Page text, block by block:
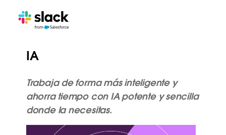
IA
Trabaja de forma más inteligente y
ahorra tiempo con IA potente y sencilla
donde la necesitas.